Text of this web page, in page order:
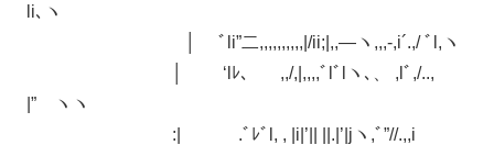
li､ヽ
│ ﾞli”二,,,,,,,,,,|/ii;|,,—ヽ,,,‐,i´.,/ ﾞl,ヽ
│ ‘lﾚ、 ,,/,|,,,,ﾞlﾞlヽ､、 ,lﾞ,/..,
|” ヽヽ
:| .ﾞﾚﾞl, , |i|’|| ||.|’|jヽ,ﾞ”//.,,i